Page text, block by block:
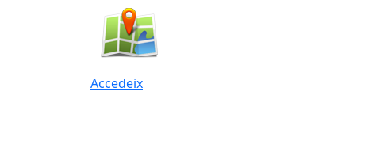
Accedeix